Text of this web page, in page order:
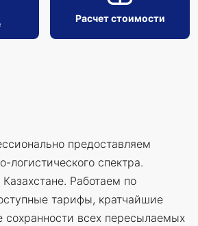
Расчет стоимости
предоставляем
логистического спектра.
Работаем по
тарифы, кратчайшие
сохранности всех пересылаемых